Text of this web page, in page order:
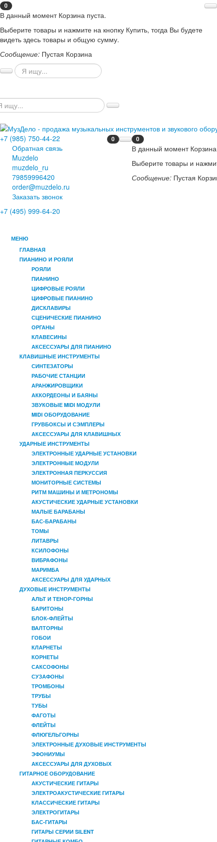
0
В данный момент Корзина пуста.
Выберите товары и нажмите на кнопку Купить, тогда Вы будете
видеть здесь товары и общую сумму.
Сообщение: Пустая Корзина
+7 (985) 750-44-22
Обратная связь
Muzdelo
muzdelo_ru
79859996420
order@muzdelo.ru
Заказать звонок
+7 (495) 999-64-20
0
В данный момент Корзина
Выберите товары и
Сообщение: Пустая
0
МЕНЮ
ГЛАВНАЯ
ПИАНИНО И РОЯЛИ
РОЯЛИ
ПИАНИНО
ЦИФРОВЫЕ РОЯЛИ
ЦИФРОВЫЕ ПИАНИНО
ДИСКЛАВИРЫ
СЦЕНИЧЕСКИЕ ПИАНИНО
ОРГАНЫ
КЛАВЕСИНЫ
АКСЕССУАРЫ ДЛЯ ПИАНИНО
КЛАВИШНЫЕ ИНСТРУМЕНТЫ
СИНТЕЗАТОРЫ
РАБОЧИЕ СТАНЦИИ
АРАНЖИРОВЩИКИ
АККОРДЕОНЫ И БАЯНЫ
ЗВУКОВЫЕ MIDI МОДУЛИ
MIDI ОБОРУДОВАНИЕ
ГРУВБОКСЫ И СЭМПЛЕРЫ
АКСЕССУАРЫ ДЛЯ КЛАВИШНЫХ
УДАРНЫЕ ИНСТРУМЕНТЫ
ЭЛЕКТРОННЫЕ УДАРНЫЕ УСТАНОВКИ
ЭЛЕКТРОННЫЕ МОДУЛИ
ЭЛЕКТРОННАЯ ПЕРКУССИЯ
МОНИТОРНЫЕ СИСТЕМЫ
РИТМ МАШИНЫ И МЕТРОНОМЫ
АКУСТИЧЕСКИЕ УДАРНЫЕ УСТАНОВКИ
МАЛЫЕ БАРАБАНЫ
БАС-БАРАБАНЫ
ТОМЫ
ЛИТАВРЫ
КСИЛОФОНЫ
ВИБРАФОНЫ
МАРИМБА
АКСЕССУАРЫ ДЛЯ УДАРНЫХ
ДУХОВЫЕ ИНСТРУМЕНТЫ
АЛЬТ И ТЕНОР-ГОРНЫ
БАРИТОНЫ
БЛОК-ФЛЕЙТЫ
ВАЛТОРНЫ
ГОБОИ
КЛАРНЕТЫ
КОРНЕТЫ
САКСОФОНЫ
СУЗАФОНЫ
ТРОМБОНЫ
ТРУБЫ
ТУБЫ
ФАГОТЫ
ФЛЕЙТЫ
ФЛЮГЕЛЬГОРНЫ
ЭЛЕКТРОННЫЕ ДУХОВЫЕ ИНСТРУМЕНТЫ
ЭФОНИУМЫ
АКСЕССУАРЫ ДЛЯ ДУХОВЫХ
ГИТАРНОЕ ОБОРУДОВАНИЕ
АКУСТИЧЕСКИЕ ГИТАРЫ
ЭЛЕКТРОАКУСТИЧЕСКИЕ ГИТАРЫ
КЛАССИЧЕСКИЕ ГИТАРЫ
ЭЛЕКТРОГИТАРЫ
БАС-ГИТАРЫ
ГИТАРЫ СЕРИИ SILENT